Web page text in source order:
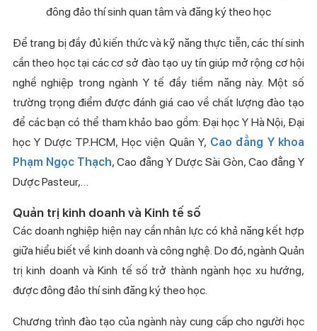
đông đảo thí sinh quan tâm và đăng ký theo học
Để trang bị đầy đủ kiến thức và kỹ năng thực tiễn, các thí sinh
cần theo học tại các cơ sở đào tạo uy tín giúp mở rộng cơ hội
nghề nghiệp trong ngành Y tế đầy tiềm năng này. Một số
trường trọng điểm được đánh giá cao về chất lượng đào tạo
để các bạn có thể tham khảo bao gồm: Đại học Y Hà Nội, Đại
học Y Dược TP.HCM, Học viện Quân Y, Cao đẳng Y khoa
Phạm Ngọc Thạch, Cao đẳng Y Dược Sài Gòn, Cao đẳng Y
Dược Pasteur,…
Quản trị kinh doanhvà Kinh tế số
Các doanh nghiệp hiện nay cần nhân lực có khả năng kết hợp
giữa hiểu biết về kinh doanh và công nghệ. Do đó, ngành Quản
trị kinh doanh và Kinh tế số trở thành ngành học xu hướng,
được đông đảo thí sinh đăng ký theo học.
Chương trình đào tạo của ngành này cung cấp cho người học